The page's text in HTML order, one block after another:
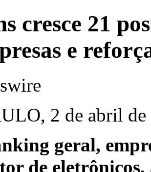
cresce 21
e
2 de abril de
geral,
de